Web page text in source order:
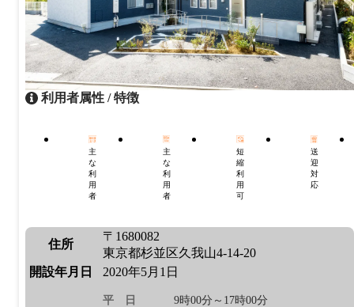
利用者属性 / 特徴
主
な
利
用
者
主
な
利
用
者
短
縮
利
用
可
送
迎
対
応
住所
〒1680082
東京都杉並区久我山4-14-20
開設年月日
2020年5月1日
平日
9時00分～17時00分